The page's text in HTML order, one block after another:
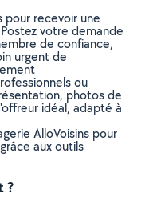
pour recevoir une
votre demande
de confiance,
urgent de
ou
photos de
idéal, adapté à
AlloVoisins pour
aux outils
?